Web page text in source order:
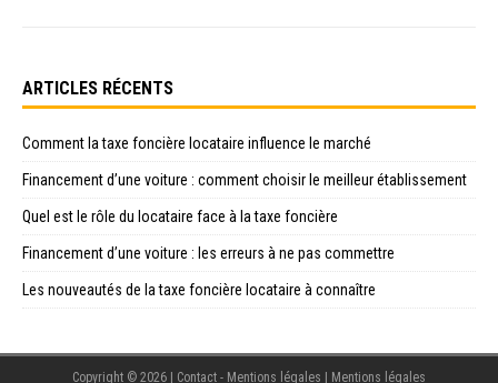
ARTICLES RÉCENTS
Comment la taxe foncière locataire influence le marché
Financement d’une voiture : comment choisir le meilleur établissement
Quel est le rôle du locataire face à la taxe foncière
Financement d’une voiture : les erreurs à ne pas commettre
Les nouveautés de la taxe foncière locataire à connaître
Copyright © 2026 | Contact - Mentions légales | Mentions légales